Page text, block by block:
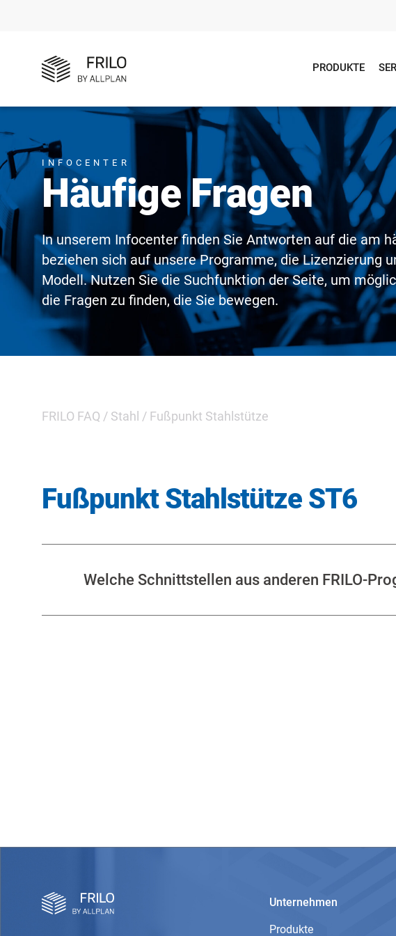
PRODUKTE
INFOCENTER
Häufige Fragen
In unserem Infocenter finden Sie Antworten auf die am
beziehen sich auf unsere Programme, die Lizenzierung
Modell. Nutzen Sie die Suchfunktion der Seite, um
die Fragen zu finden, die Sie bewegen.
FRILO FAQ / Stahl / Fußpunkt Stahlstütze
Fußpunkt Stahlstütze ST6
Welche Schnittstellen aus anderen FRILO-
Unternehmen
Produkte